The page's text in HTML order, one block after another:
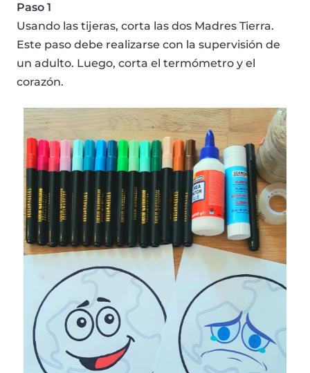
Paso 1
Usando las tijeras, corta las dos Madres Tierra.
Este paso debe realizarse con la supervisión de
un adulto. Luego, corta el termómetro y el
corazón.